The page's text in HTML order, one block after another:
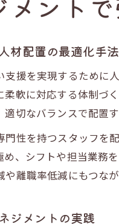
メント
材配置の最適化手法
援を実現するために
軟に対応する体制づ
切なバランスで配置す
性を持つスタッフを
、シフトや担当業務
離職率低減にもつな
ジメントの実践